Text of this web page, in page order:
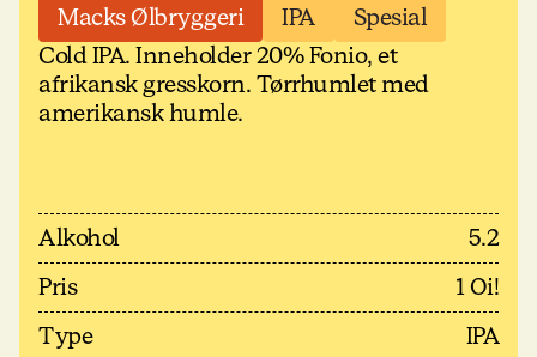
Macks Ølbryggeri IPA
Spesial
Cold IPA. Inneholder 20% Fonio, et
afrikansk gresskorn. Tørrhumlet med
amerikansk humle.
Alkohol
5.2
Pris
1 Oi!
Type
IPA